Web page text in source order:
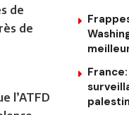
de
de
l’ATFD